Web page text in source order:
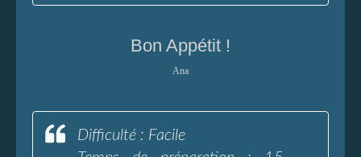
Bon Appétit !
Ana
Difficulté : Facile